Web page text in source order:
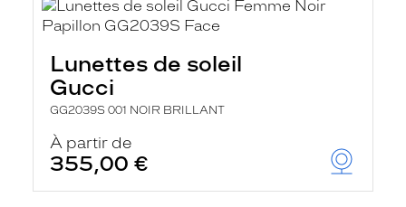
Lunettes de soleil
Gucci
GG2039S 001 NOIR BRILLANT
À partir de
355,00 €